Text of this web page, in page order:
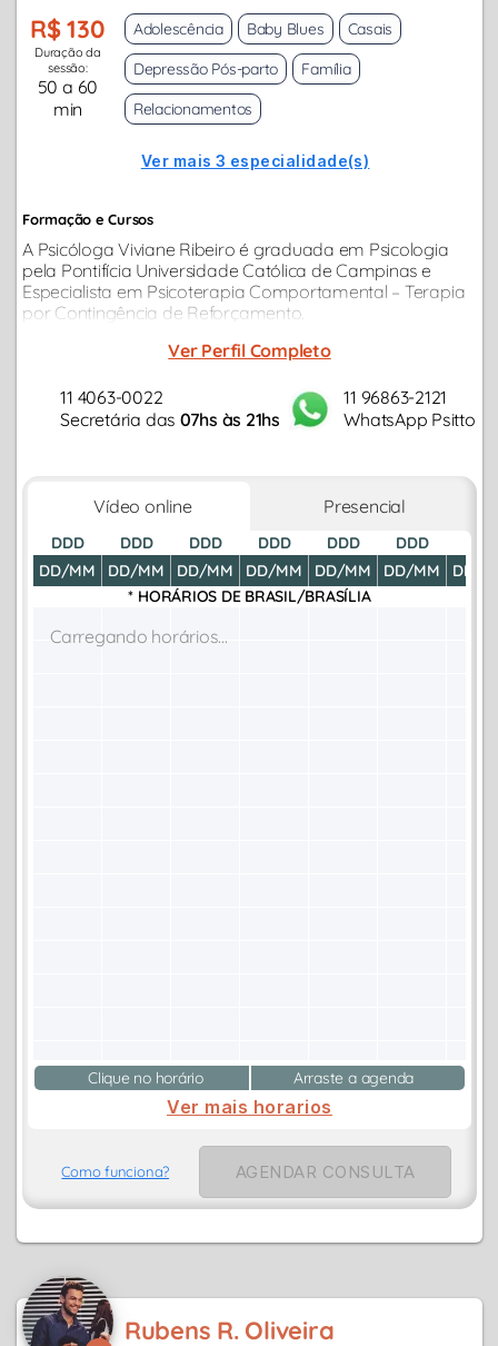
R$ 130
Duração da
sessão:
50 a 60
min
Adolescência Baby Blues
Casais
Depressão Pós-parto
Família
Relacionamentos
Ver mais 3 especialidade(s)
Formação e Cursos
A Psicóloga Viviane Ribeiro é graduada em Psicologia
pela Pontifícia Universidade Católica de Campinas e
Especialista em Psicoterapia Comportamental – Terapia
por Contingência de Reforçamento.
Ver Perfil Completo
11 4063-0022
Secretária das 07hs às 21hs
11 96863-2121
WhatsApp Psitto
Vídeo online Presencial
DDD
DD/MM
DDD
DD/MM
DDD
DD/MM
DDD
DD/MM
DDD
DD/MM
DDD
DD/MM
DD/
* HORÁRIOS DE BRASIL/BRASÍLIA
Carregando horários...
Clique no horário Arraste a agenda
Ver mais horarios
Como funciona? AGENDAR CONSULTA
Rubens R. Oliveira